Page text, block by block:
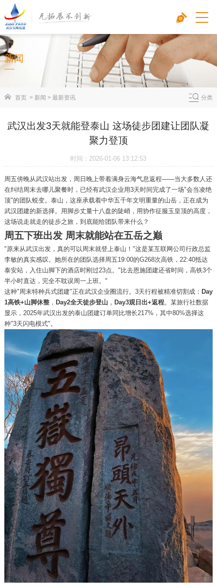
新闻
首页> 新闻 > 最新资讯 分类
武汉出发3天就能登泰山 这场徒步团建让团队凝
聚力登顶
时间：2026-01-06 13:12:53
周五傍晚从武汉站出发，周日晚上带着满身云海气息返程——当大多数人还
在纠结周末去哪儿聚餐时，已经有武汉企业用3天时间完成了一场"会当凌绝
顶"的团队蜕变。泰山，这座承载着中华五千年文明重量的山岳，正在成为
武汉团建的新选择。用脚步丈量十八盘的陡峭，用协作征服玉皇顶的高度，
这场说走就走的徒步之旅，到底能给团队带来什么？
周五下班出发 周末就能站在五岳之巅
"原来从武汉出发，真的可以周末就登上泰山！"这是某互联网公司行政总监
李敏的真实感叹。她所在的团队选择周五19:00的G268次高铁，22:40抵达
泰安站，入住山脚下的酒店时刚过23点。"比去恩施团建还省时间，高铁3个
半小时直达，完全不耽误周一上班。"
这种"周末特种兵式团建"正在武汉企业圈流行。3天行程被精准切割成： Day
1高铁+山脚休整， Day2全天徒步登山 ， Day3观日出+返程。某旅行社数据
显示，2025年武汉出发的泰山团建订单同比增长217%，其中80%选择这
种"3天闪电模式"。